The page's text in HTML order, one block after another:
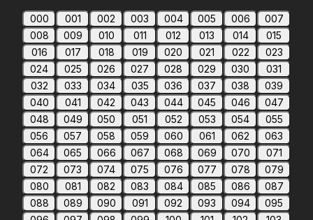
000 001 002 003 004 005 006
007
008
009 010 011 012 013 014
015
016
017 018 019 020 021 022
023
024
025 026 027 028 029 030
031
032
033 034 035 036 037 038
039
040
041 042 043 044 045 046
047
048
049 050 051 052 053 054
055
056
057 058 059 060 061 062
063
064
065 066 067 068 069 070
071
072
073 074 075 076 077 078
079
080
081 082 083 084 085 086
087
088
089 090 091 092 093 094
095